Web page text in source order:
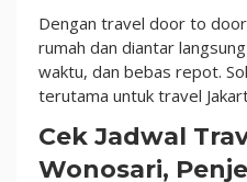
Dengan travel door to
rumah dan diantar
waktu, dan bebas repot.
terutama untuk travel
Cek Jadwal
Wonosari,